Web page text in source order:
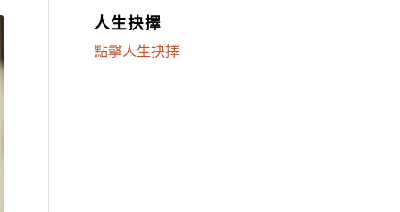
人生抉擇
點擊人生抉擇